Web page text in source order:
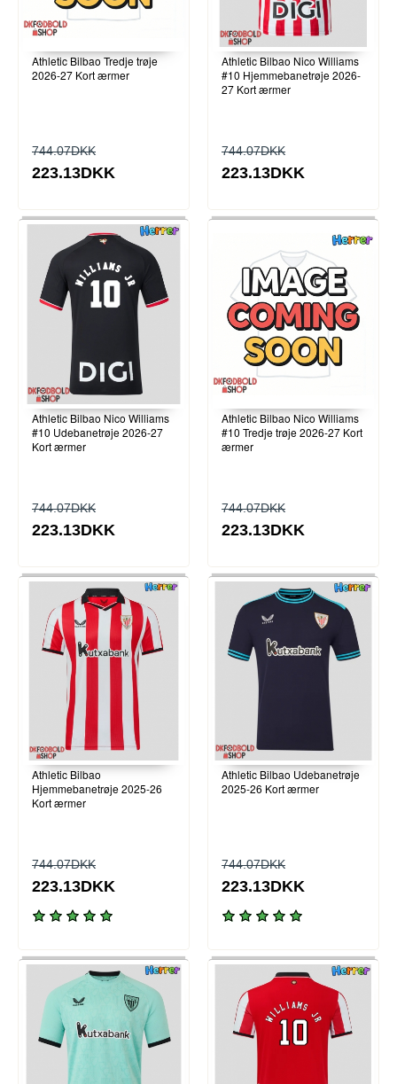
Athletic Bilbao Tredje trøje
2026-27 Kort ærmer
744.07DKK
223.13DKK
Athletic Bilbao Nico Williams
#10 Hjemmebanetrøje 2026-
27 Kort ærmer
744.07DKK
223.13DKK
Athletic Bilbao Nico Williams
#10 Udebanetrøje 2026-27
Kort ærmer
744.07DKK
223.13DKK
Athletic Bilbao Nico Williams
#10 Tredje trøje 2026-27 Kort
ærmer
744.07DKK
223.13DKK
Athletic Bilbao
Hjemmebanetrøje 2025-26
Kort ærmer
744.07DKK
223.13DKK
Athletic Bilbao Udebanetrøje
2025-26 Kort ærmer
744.07DKK
223.13DKK